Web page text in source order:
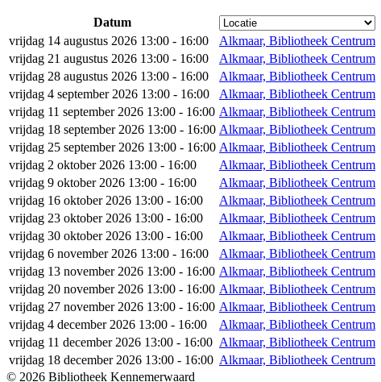
Datum
vrijdag 14 augustus 2026 13:00 - 16:00
Alkmaar, Bibliotheek Centrum
vrijdag 21 augustus 2026 13:00 - 16:00
Alkmaar, Bibliotheek Centrum
vrijdag 28 augustus 2026 13:00 - 16:00
Alkmaar, Bibliotheek Centrum
vrijdag 4 september 2026 13:00 - 16:00
Alkmaar, Bibliotheek Centrum
vrijdag 11 september 2026 13:00 - 16:00 Alkmaar, Bibliotheek Centrum
vrijdag 18 september 2026 13:00 - 16:00 Alkmaar, Bibliotheek Centrum
vrijdag 25 september 2026 13:00 - 16:00 Alkmaar, Bibliotheek Centrum
vrijdag 2 oktober 2026 13:00 - 16:00
Alkmaar, Bibliotheek Centrum
vrijdag 9 oktober 2026 13:00 - 16:00
Alkmaar, Bibliotheek Centrum
vrijdag 16 oktober 2026 13:00 - 16:00
Alkmaar, Bibliotheek Centrum
vrijdag 23 oktober 2026 13:00 - 16:00
Alkmaar, Bibliotheek Centrum
vrijdag 30 oktober 2026 13:00 - 16:00
Alkmaar, Bibliotheek Centrum
vrijdag 6 november 2026 13:00 - 16:00
Alkmaar, Bibliotheek Centrum
vrijdag 13 november 2026 13:00 - 16:00 Alkmaar, Bibliotheek Centrum
vrijdag 20 november 2026 13:00 - 16:00 Alkmaar, Bibliotheek Centrum
vrijdag 27 november 2026 13:00 - 16:00 Alkmaar, Bibliotheek Centrum
vrijdag 4 december 2026 13:00 - 16:00
Alkmaar, Bibliotheek Centrum
vrijdag 11 december 2026 13:00 - 16:00 Alkmaar, Bibliotheek Centrum
vrijdag 18 december 2026 13:00 - 16:00 Alkmaar, Bibliotheek Centrum
© 2026 Bibliotheek Kennemerwaard